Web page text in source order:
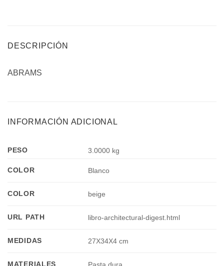
DESCRIPCIÓN
ABRAMS
INFORMACIÓN ADICIONAL
PESO 3.0000 kg
COLOR Blanco
COLOR beige
URL PATH libro-architectural-digest.html
MEDIDAS 27X34X4 cm
MATERIALES